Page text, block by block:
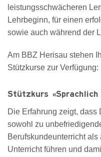
leistungsschwächeren
Lehrbeginn, für einen
sowie auch während der
Am BBZ Herisau stehen
Stützkurse zur Verfügung:
Stützkurs «Sprachlich
Die Erfahrung zeigt, dass
sowohl zu
Berufskundeunterricht
Unterricht führen und